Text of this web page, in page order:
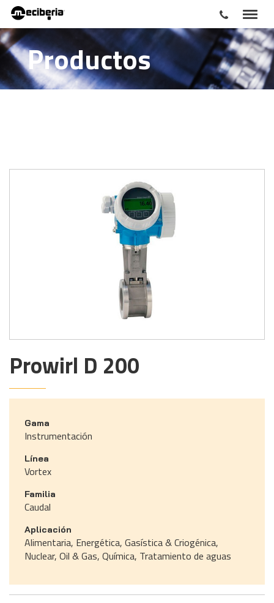
Productos
Prowirl D 200
Gama
Instrumentación
Línea
Vortex
Familia
Caudal
Aplicación
Alimentaria, Energética, Gasística & Criogénica,
Nuclear, Oil & Gas, Química, Tratamiento de aguas